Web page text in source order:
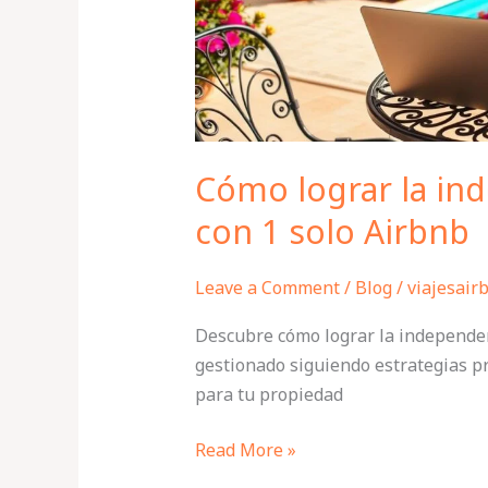
Cómo lograr la
con 1 solo Airbnb
Leave a Comment/ Blog/
Descubre cómo lograr la
gestionado siguiendo estrategias
para tu propiedad
Read More »